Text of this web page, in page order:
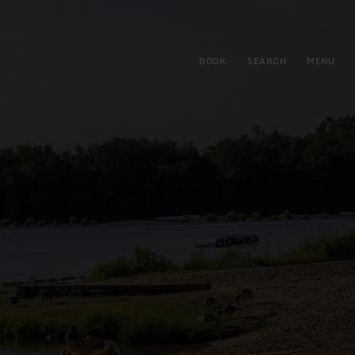
BOOK SEARCH MENU